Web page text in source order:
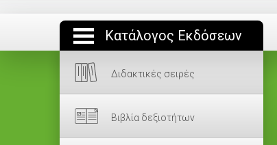
Κατάλογος Εκδόσεων
Διδακτικές σειρές
Βιβλία δεξιοτήτων